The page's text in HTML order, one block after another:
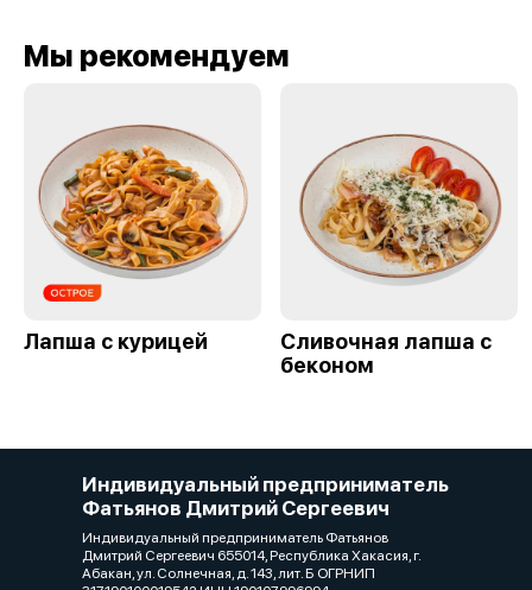
Мы рекомендуем
Лапша с курицей
Сливочная лапша с
беконом
Индивидуальный предприниматель
Фатьянов Дмитрий Сергеевич
Индивидуальный предприниматель Фатьянов
Дмитрий Сергеевич 655014, Республика Хакасия, г.
Абакан, ул. Солнечная, д. 143, лит. Б ОГРНИП